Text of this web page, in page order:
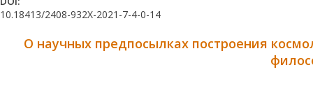
10.18413/2408-932X-2021-7-4-0-14
О научных предпосылках построения